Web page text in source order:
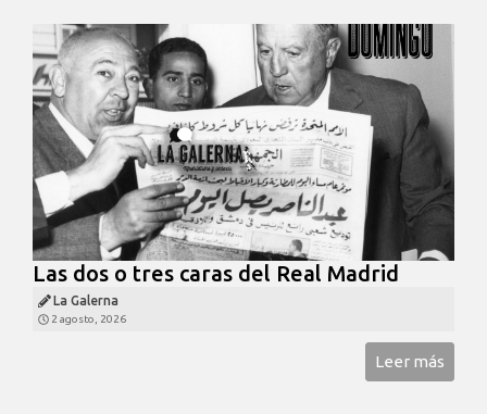
Las dos o tres caras del Real Madrid
La Galerna
2 agosto, 2026
Leer más